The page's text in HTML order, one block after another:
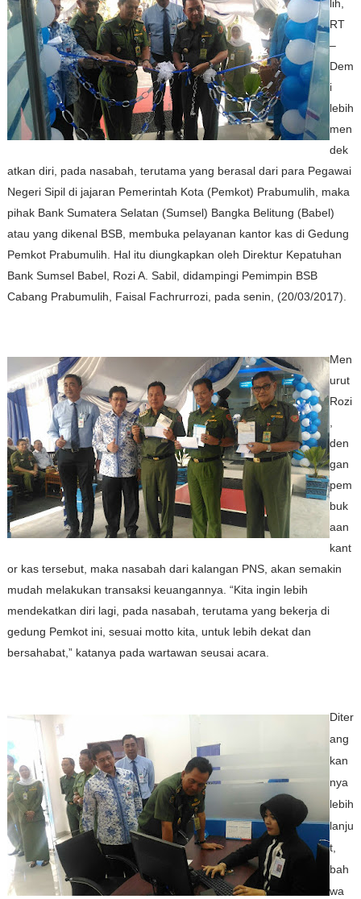
lih,
RT
–
Dem
i
lebih
men
dek
atkan diri, pada nasabah, terutama yang berasal dari para Pegawai
Negeri Sipil di jajaran Pemerintah Kota (Pemkot) Prabumulih, maka
pihak Bank Sumatera Selatan (Sumsel) Bangka Belitung (Babel)
atau yang dikenal BSB, membuka pelayanan kantor kas di Gedung
Pemkot Prabumulih. Hal itu diungkapkan oleh Direktur Kepatuhan
Bank Sumsel Babel, Rozi A. Sabil, didampingi Pemimpin BSB
Cabang Prabumulih, Faisal Fachrurrozi, pada senin, (20/03/2017).
Men
urut
Rozi
,
den
gan
pem
buk
aan
kant
or kas tersebut, maka nasabah dari kalangan PNS, akan semakin
mudah melakukan transaksi keuangannya. “Kita ingin lebih
mendekatkan diri lagi, pada nasabah, terutama yang bekerja di
gedung Pemkot ini, sesuai motto kita, untuk lebih dekat dan
bersahabat,” katanya pada wartawan seusai acara.
Diter
ang
kan
nya
lebih
lanju
t,
bah
wa